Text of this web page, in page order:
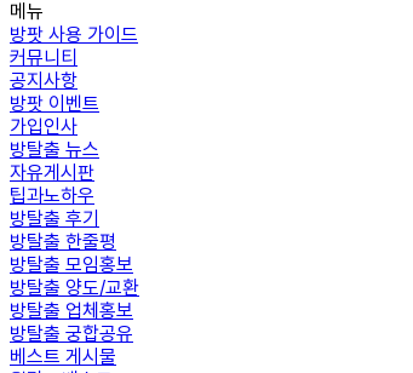
메뉴
방팟 사용 가이드
커뮤니티
공지사항
방팟 이벤트
가입인사
방탈출 뉴스
자유게시판
팁과노하우
방탈출 후기
방탈출 한줄평
방탈출 모임홍보
방탈출 양도/교환
방탈출 업체홍보
방탈출 궁합공유
베스트 게시물